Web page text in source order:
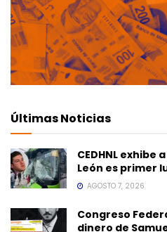
Últimas Noticias
CEDHNL exhibe
León es primer
AGOSTO 7, 2026
Congreso
dinero de